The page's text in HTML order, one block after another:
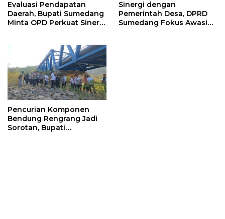
Evaluasi Pendapatan
Daerah, Bupati Sumedang
Minta OPD Perkuat Sinergi
Sinergi dengan
Pemerintah Desa, DPRD
Sumedang Fokus Awasi
Pencurian Komponen
Bendung Rengrang Jadi
Sorotan, Bupati